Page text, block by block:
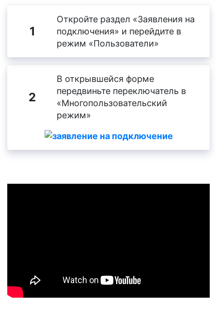
1
Откройте раздел «Заявления на
подключения» и перейдите в
режим «Пользователи»
2
В открывшейся форме
передвиньте переключатель в
«Многопользовательский
режим»